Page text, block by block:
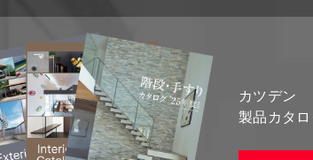
カツデン
製品カタ